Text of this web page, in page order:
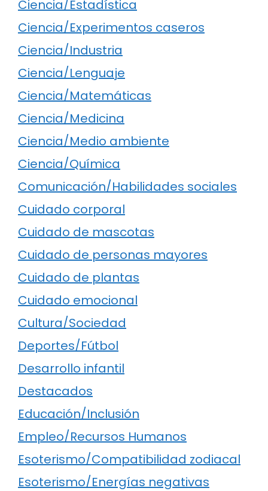
Ciencia/Estadística
Ciencia/Experimentos caseros
Ciencia/Industria
Ciencia/Lenguaje
Ciencia/Matemáticas
Ciencia/Medicina
Ciencia/Medio ambiente
Ciencia/Química
Comunicación/Habilidades sociales
Cuidado corporal
Cuidado de mascotas
Cuidado de personas mayores
Cuidado de plantas
Cuidado emocional
Cultura/Sociedad
Deportes/Fútbol
Desarrollo infantil
Destacados
Educación/Inclusión
Empleo/Recursos Humanos
Esoterismo/Compatibilidad zodiacal
Esoterismo/Energías negativas